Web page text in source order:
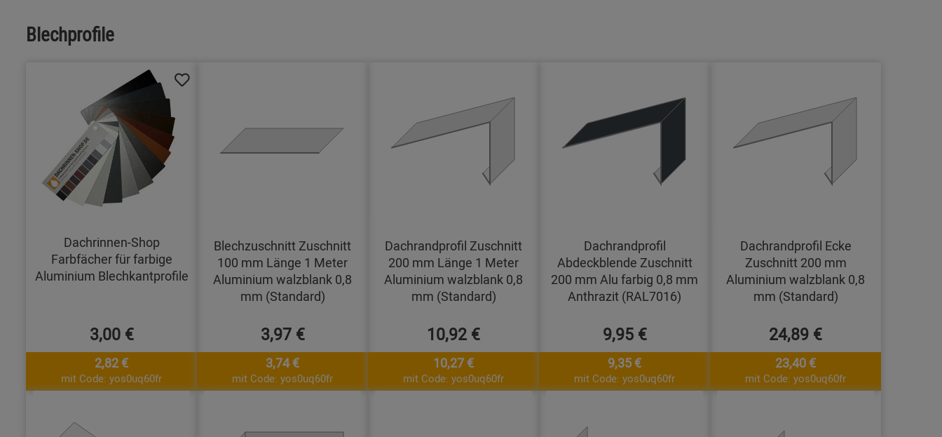
Blechprofile
Dachrinnen-Shop
Farbfächer für farbige
Aluminium Blechkantprofile
3,00 €
2,82 €
mit Code: yos0uq60fr
Blechzuschnitt Zuschnitt
100 mm Länge 1 Meter
Aluminium walzblank 0,8
mm (Standard)
3,97 €
3,74 €
mit Code: yos0uq60fr
Dachrandprofil Zuschnitt
200 mm Länge 1 Meter
Aluminium walzblank 0,8
mm (Standard)
10,92 €
10,27 €
mit Code: yos0uq60fr
Dachrandprofil
Abdeckblende Zuschnitt
200 mm Alu farbig 0,8 mm
Anthrazit (RAL7016)
9,95 €
9,35 €
mit Code: yos0uq60fr
Dachrandprofil Ecke
Zuschnitt 200 mm
Aluminium walzblank 0,8
mm (Standard)
24,89 €
23,40 €
mit Code: yos0uq60fr